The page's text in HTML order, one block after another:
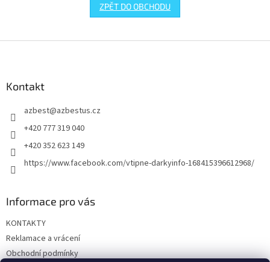
ZPĚT DO OBCHODU
Kontakt
azbest@azbestus.cz
+420 777 319 040
+420 352 623 149
https://www.facebook.com/vtipne-darkyinfo-168415396612968/
Informace pro vás
KONTAKTY
Reklamace a vrácení
Obchodní podmínky